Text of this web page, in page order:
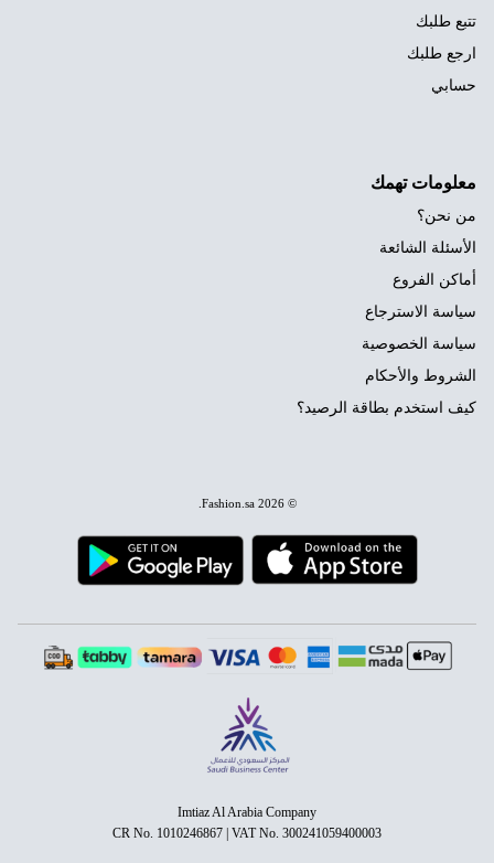
تتبع طلبك
ارجع طلبك
حسابي
معلومات تهمك
من نحن؟
الأسئلة الشائعة
أماكن الفروع
سياسة الاسترجاع
سياسة الخصوصية
الشروط والأحكام
كيف استخدم بطاقة الرصيد؟
© 2026
Fashion.sa
Imtiaz Al Arabia Company
CR No. 1010246867 | VAT No. 300241059400003